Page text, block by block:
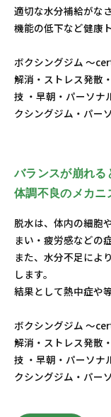
適切な水分補給がな
機能の低下など健康
ボクシングジム ～
解消・ストレス発散
技 ・早朝・パーソナ
クシングジム・パー
バランスが崩れる
体調不良のメカニ
脱水は、体内の細胞
まい・疲労感などの
また、水分不足によ
します。
結果として熱中症や
ボクシングジム ～
解消・ストレス発散
技 ・早朝・パーソナ
クシングジム・パー